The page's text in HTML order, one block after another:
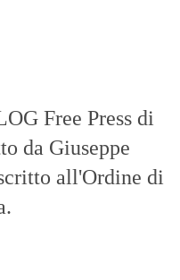
Free Press di
da Giuseppe
all'Ordine di